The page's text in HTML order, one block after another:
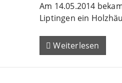
Am 14.05.2014
Liptingen ein
Weiterlesen